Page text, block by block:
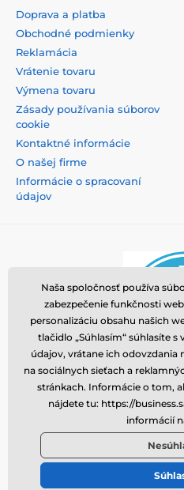
Doprava a platba
Obchodné podmienky
Reklamácia
Vrátenie tovaru
Výmena tovaru
Zásady používania súborov
cookie
Kontaktné informácie
O našej firme
Informácie o spracovaní
údajov
Momanio s.r.o., Okružní
republika, VAT:
+421 222
© 2026 tvrdeneskla.eu ⦁ E-
Naša spoločnosť používa
zabezpečenie funkčnosti
personalizáciu obsahu našich
tlačidlo „Súhlasím“ súhlasíte
údajov, vrátane ich odovzdania
na sociálnych sieťach a
stránkach. Informácie o tom,
nájdete tu: https://
informácií